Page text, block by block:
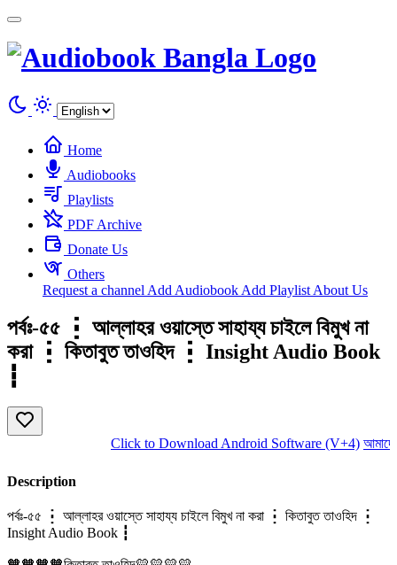
Home
Audiobooks
Playlists
PDF Archive
Donate Us
Others
Request a channel Add Audiobook Add Playlist About Us
পর্বঃ-৫৫ ┇ আল্লাহর ওয়াস্তে সাহায্য চাইলে বিমুখ না
করা ┇ কিতাবুত তাওহিদ ┇ Insight Audio Book
┇
Click to Download Android Software (V+4) আমাদের
Description
পর্বঃ-৫৫ ┇ আল্লাহর ওয়াস্তে সাহায্য চাইলে বিমুখ না করা ┇ কিতাবুত তাওহিদ ┇
Insight Audio Book ┇